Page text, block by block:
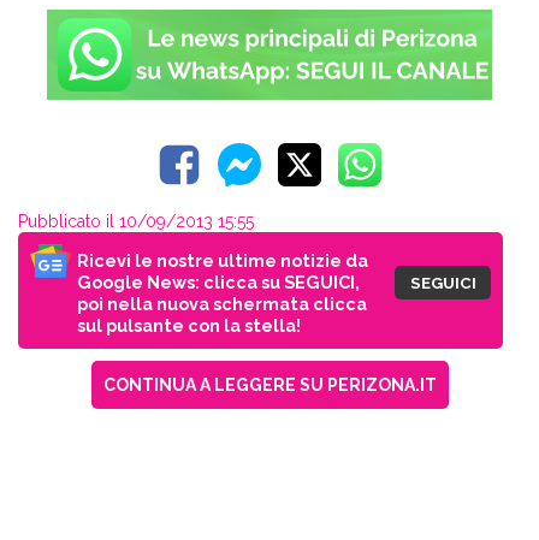
Pubblicato il 10/09/2013 15:55
Ricevi le nostre ultime notizie da
Google News: clicca su SEGUICI,
poi nella nuova schermata clicca
sul pulsante con la stella!
SEGUICI
CONTINUA A LEGGERE SU PERIZONA.IT